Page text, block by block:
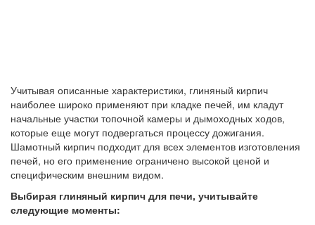
Учитывая описанные характеристики, глиняный кирпич
наиболее широко применяют при кладке печей, им кладут
начальные участки топочной камеры и дымоходных ходов,
которые еще могут подвергаться процессу дожигания.
Шамотный кирпич подходит для всех элементов изготовления
печей, но его применение ограничено высокой ценой и
специфическим внешним видом.
Выбирая глиняный кирпич для печи, учитывайте
следующие моменты: